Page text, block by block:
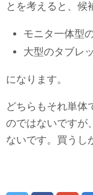
とを考えると、候
モニタ一体型
大型のタブレ
になります。
どちらもそれ単体
のではないですが
ないです。買うし